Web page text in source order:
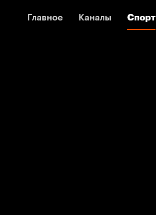
Главное Каналы Спорт
Главное Каналы Спорт